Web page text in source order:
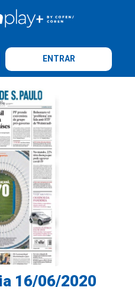
ENTRAR
16/06/2020